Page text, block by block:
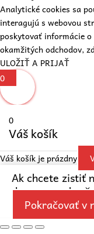
Analytické cookies sa
interagujú s webovou
poskytovať informácie
okamžitých odchodov,
ULOŽIŤ A PRIJAŤ
0
0
Váš košík
Váš košík je prázdny
Ak chcete zistiť
dopravu,
Pokračovať v